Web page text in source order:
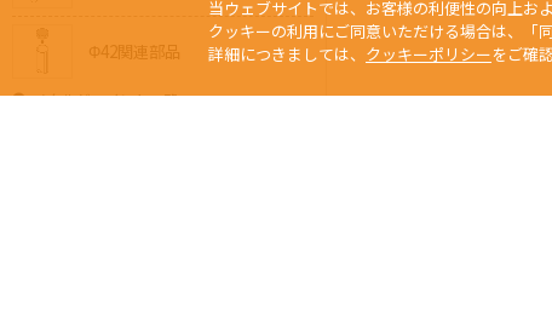
Φ42関連部品
メタルジョイント一覧
当ウェブサイトでは、お客様の利便性の向上お
クッキーの利用にご同意いただける場合は、「
詳細につきましては、 クッキーポリシーをご確